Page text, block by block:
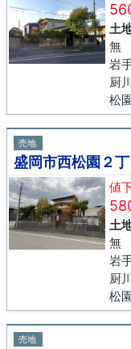
土
無
岩
厨
松
売地
盛岡市西松園２
値
土
無
岩
厨
松
売地